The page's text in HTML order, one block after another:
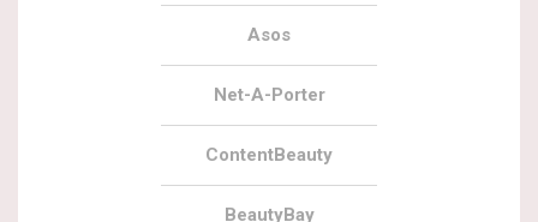
Asos
Net-A-Porter
ContentBeauty
BeautyBay